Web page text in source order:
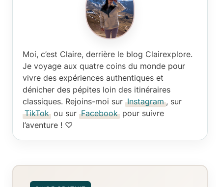
Moi, c’est Claire, derrière le blog Clairexplore.
Je voyage aux quatre coins du monde pour
vivre des expériences authentiques et
dénicher des pépites loin des itinéraires
classiques. Rejoins-moi sur Instagram , sur
TikTok ou sur Facebook pour suivre
l’aventure ! ♡